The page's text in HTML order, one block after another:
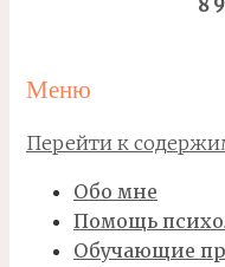
8
Меню
Перейти к
Обо мне
Помощь
Обучающие